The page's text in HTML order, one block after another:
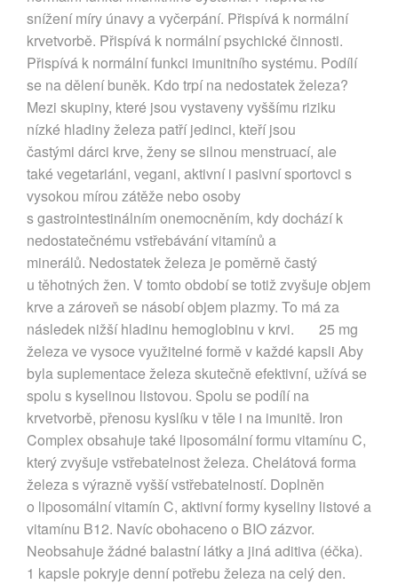
snížení míry únavy a vyčerpání. Přispívá k normální
krvetvorbě. Přispívá k normální psychické činnosti.
Přispívá k normální funkci imunitního systému. Podílí
se na dělení buněk. Kdo trpí na nedostatek železa?
Mezi skupiny, které jsou vystaveny vyššímu riziku
nízké hladiny železa patří jedinci, kteří jsou
častými dárci krve, ženy se silnou menstruací, ale
také vegetariáni, vegani, aktivní i pasivní sportovci s
vysokou mírou zátěže nebo osoby
s gastrointestinálním onemocněním, kdy dochází k
nedostatečnému vstřebávání vitamínů a
minerálů. Nedostatek železa je poměrně častý
u těhotných žen. V tomto období se totiž zvyšuje objem
krve a zároveň se násobí objem plazmy. To má za
následek nižší hladinu hemoglobinu v krvi. 25 mg
železa ve vysoce využitelné formě v každé kapsli Aby
byla suplementace železa skutečně efektivní, užívá se
spolu s kyselinou listovou. Spolu se podílí na
krvetvorbě, přenosu kyslíku v těle i na imunitě. Iron
Complex obsahuje také liposomální formu vitamínu C,
který zvyšuje vstřebatelnost železa. Chelátová forma
železa s výrazně vyšší vstřebatelností. Doplněn
o liposomální vitamín C, aktivní formy kyseliny listové a
vitamínu B12. Navíc obohaceno o BIO zázvor.
Neobsahuje žádné balastní látky a jiná aditiva (éčka).
1 kapsle pokryje denní potřebu železa na celý den.